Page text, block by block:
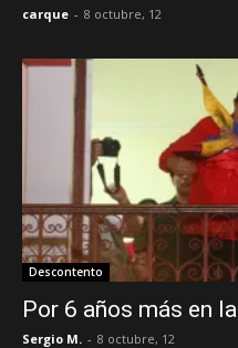
carque - 8 octubre, 12
Descontento
Por 6 años más en
Sergio M. - 8 octubre, 12